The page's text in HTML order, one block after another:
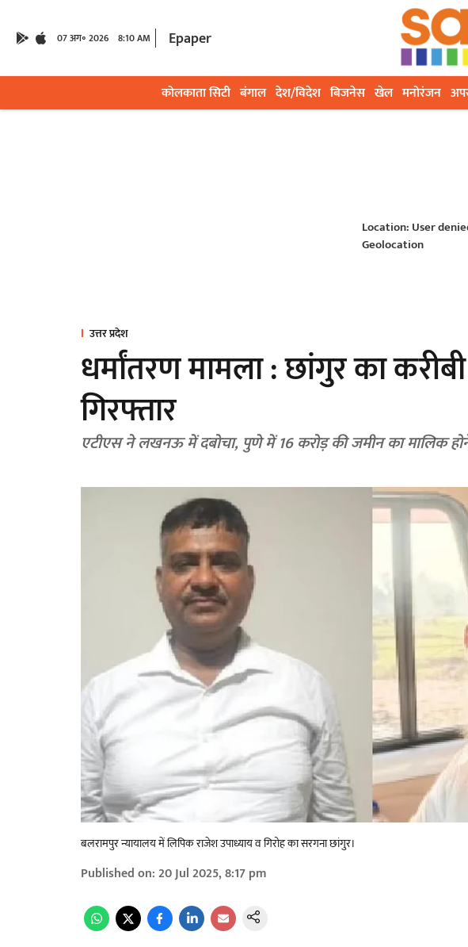
07 अग॰ 2026 8:10 AM Epaper
कोलकाता सिटी बंगाल देश/विदेश बिजनेस खेल मनोरंजन
Location: User
Geolocation
उत्तर प्रदेश
धर्मांतरण मामला : छांगुर का
गिरफ्तार
एटीएस ने लखनऊ में दबोचा, पुणे में 16 करोड़ की जमीन का मालिक
बलरामपुर न्यायालय में लिपिक राजेश उपाध्याय व गिरोह का सरगना छांगुर।
Published on:20 Jul 2025, 8:17 pm